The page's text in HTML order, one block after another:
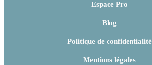
Espace Pro
Blog
Politique de confidentialité
Mentions légales